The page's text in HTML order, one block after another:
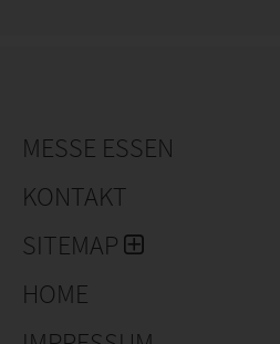
MESSE ESSEN
KONTAKT
SITEMAP
HOME